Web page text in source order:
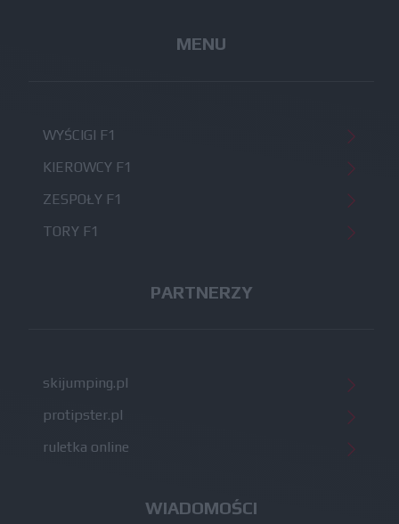
MENU
WYŚCIGI F1
KIEROWCY F1
ZESPOŁY F1
TORY F1
PARTNERZY
skijumping.pl
protipster.pl
ruletka online
WIADOMOŚCI